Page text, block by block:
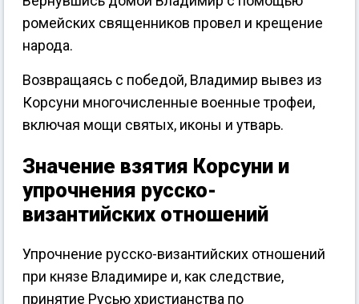
ромейских священников провел и крещение
народа.
Возвращаясь с победой, Владимир вывез из
Корсуни многочисленные военные трофеи,
включая мощи святых, иконы и утварь.
Значение взятия Корсуни и
упрочнения русско-
византийских отношений
Упрочнение русско-византийских отношений
при князе Владимире и, как следствие,
принятие Русью христианства по